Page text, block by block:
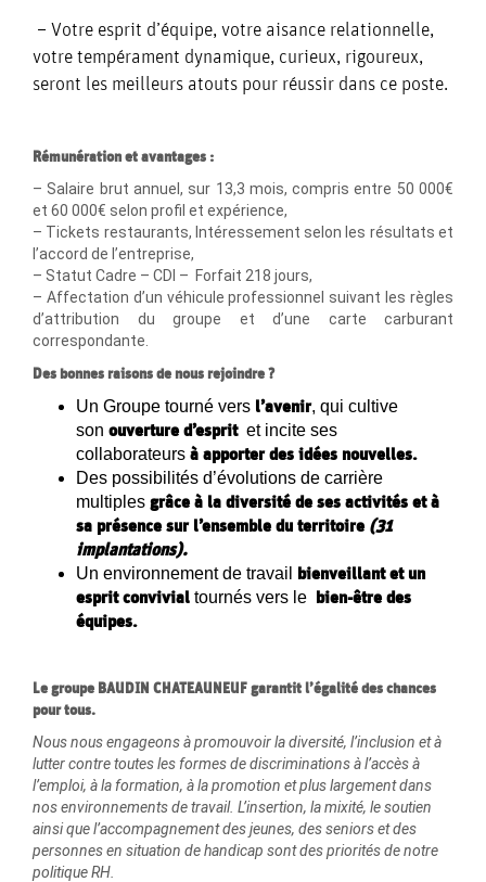
– Votre esprit d’équipe, votre aisance relationnelle,
votre tempérament dynamique, curieux, rigoureux,
seront les meilleurs atouts pour réussir dans ce poste.
Rémunération et avantages :
– Salaire brut annuel, sur 13,3 mois, compris entre 50 000€
et 60 000€ selon profil et expérience,
– Tickets restaurants, Intéressement selon les résultats et
l’accord de l’entreprise,
– Statut Cadre – CDI – Forfait 218 jours,
– Affectation d’un véhicule professionnel suivant les règles
d’attribution du groupe et d’une carte carburant
correspondante.
Des bonnes raisons de nous rejoindre ?
Un Groupe tourné vers l’avenir, qui cultive
son ouverture d’esprit et incite ses
collaborateurs à apporter des idées nouvelles.
Des possibilités d’évolutions de carrière
multiples grâce à la diversité de ses activités et à
sa présence sur l’ensemble du territoire (31
implantations).
Un environnement de travail bienveillant et un
esprit convivial tournés vers le bien-être des
équipes.
Le groupe BAUDIN CHATEAUNEUF garantit l’égalité des chances
pour tous.
Nous nous engageons à promouvoir la diversité, l’inclusion et à
lutter contre toutes les formes de discriminations à l’accès à
l’emploi, à la formation, à la promotion et plus largement dans
nos environnements de travail. L’insertion, la mixité, le soutien
ainsi que l’accompagnement des jeunes, des seniors et des
personnes en situation de handicap sont des priorités de notre
politique RH.